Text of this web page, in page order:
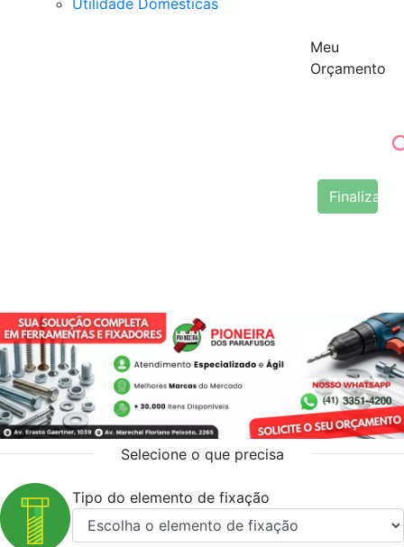
Utilidade Domésticas
Meu
Orçamento
Finalizar
Selecione o que precisa
Tipo do elemento de fixação